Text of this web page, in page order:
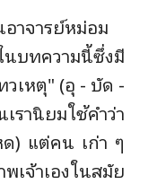
าจารย์หม่อม
นบทความนี้ซึ่งมี
เหตุ" (อุ - บัด -
รานิยมใช้คำว่า
) แต่คน เก่า ๆ
จ้าเองในสมัย